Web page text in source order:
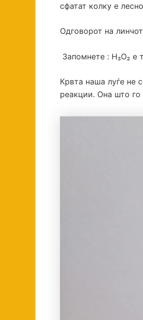
сфатат колку е
Одговорот на
Запомнете : H₃O₂
Крвта наша луѓе не
реакции. Она што го